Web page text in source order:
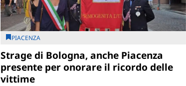
PIACENZA
Strage di Bologna, anche Piacenza
presente per onorare il ricordo delle
vittime